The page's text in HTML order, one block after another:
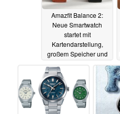
Amazfit Balance 2:
Neue Smartwatch
startet mit
Kartendarstellung,
großem Speicher und
Telefon-Funktion